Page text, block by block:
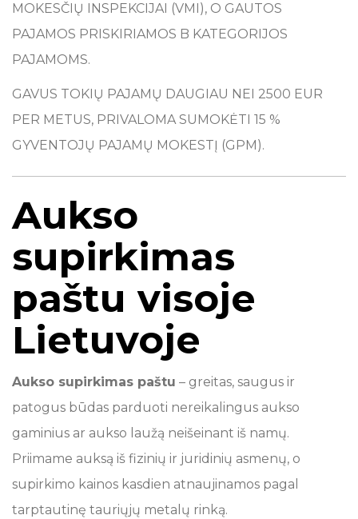
MOKESČIŲ INSPEKCIJAI (VMI), O GAUTOS
PAJAMOS PRISKIRIAMOS B KATEGORIJOS
PAJAMOMS.
GAVUS TOKIŲ PAJAMŲ DAUGIAU NEI 2500 EUR
PER METUS, PRIVALOMA SUMOKĖTI 15 %
GYVENTOJŲ PAJAMŲ MOKESTĮ (GPM).
Aukso
supirkimas
paštu visoje
Lietuvoje
Aukso supirkimas paštu – greitas, saugus ir
patogus būdas parduoti nereikalingus aukso
gaminius ar aukso laužą neišeinant iš namų.
Priimame auksą iš fizinių ir juridinių asmenų, o
supirkimo kainos kasdien atnaujinamos pagal
tarptautinę tauriųjų metalų rinką.